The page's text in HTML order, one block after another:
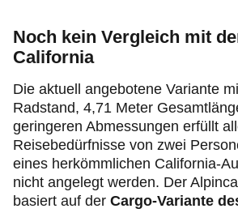
Noch kein Vergleich mit
California
Die aktuell angebotene Variante
Radstand, 4,71 Meter
geringeren Abmessungen erfüllt
Reisebedürfnisse von zwei
eines herkömmlichen California-
nicht angelegt werden. Der
basiert auf der Cargo-Variante